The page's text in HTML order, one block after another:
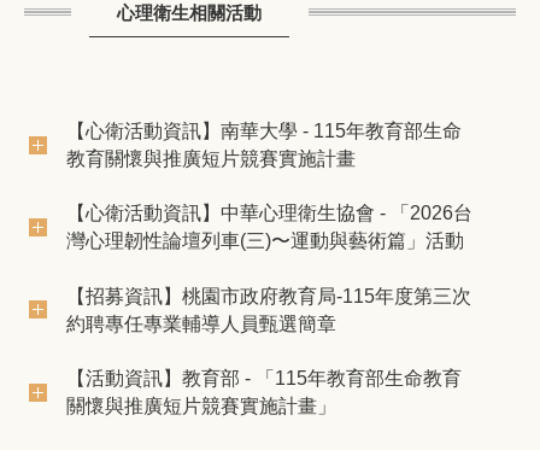
心理衛生相關活動
【心衛活動資訊】南華大學 - 115年教育部生命
教育關懷與推廣短片競賽實施計畫
【心衛活動資訊】中華心理衛生協會 - 「2026台
灣心理韌性論壇列車(三)〜運動與藝術篇」活動
【招募資訊】桃園市政府教育局-115年度第三次
約聘專任專業輔導人員甄選簡章
【活動資訊】教育部 - 「115年教育部生命教育
關懷與推廣短片競賽實施計畫」